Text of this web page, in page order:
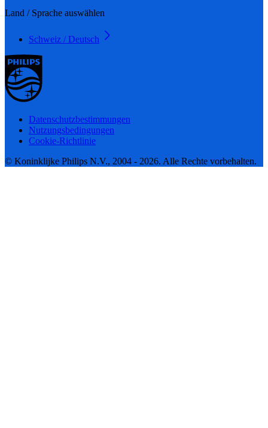
Land / Sprache auswählen
Schweiz / Deutsch
Datenschutzbestimmungen
Nutzungsbedingungen
Cookie-Richtlinie
© Koninklijke Philips N.V., 2004 - 2026. Alle Rechte vorbehalten.